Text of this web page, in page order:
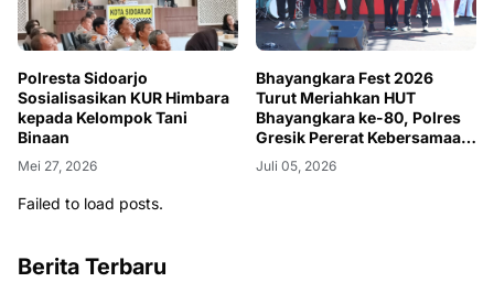
Polresta Sidoarjo
Sosialisasikan KUR Himbara
kepada Kelompok Tani
Binaan
Mei 27, 2026
Bhayangkara Fest 2026
Turut Meriahkan HUT
Bhayangkara ke-80, Polres
Gresik Pererat Kebersamaan
dengan Masyarakat
Juli 05, 2026
Failed to load posts.
Berita Terbaru